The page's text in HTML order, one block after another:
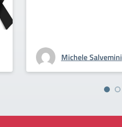
Michele Salvemini